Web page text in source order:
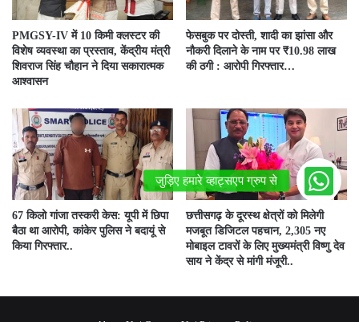
PMGSY-IV में 10 किमी क्लस्टर की
विशेष व्यवस्था का प्रस्ताव, केंद्रीय मंत्री
शिवराज सिंह चौहान ने दिया सकारात्मक
आश्वासन
फेसबुक पर दोस्ती, शादी का झांसा और
नौकरी दिलाने के नाम पर ₹10.98 लाख
की ठगी : आरोपी गिरफ्तार…
67 किलो गांजा तस्करी केस: यूपी में छिपा
बैठा था आरोपी, कांकेर पुलिस ने बदायूं से
किया गिरफ्तार..
छत्तीसगढ़ के दूरस्थ क्षेत्रों को मिलेगी
मजबूत डिजिटल पहचान, 2,305 नए
मोबाइल टावरों के लिए मुख्यमंत्री विष्णु देव
साय ने केंद्र से मांगी मंजूरी..